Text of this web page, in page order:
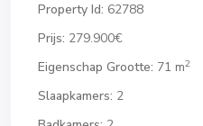
Property Id: 62788
Prijs: 279.900€
Eigenschap Grootte: 71 m2
Slaapkamers: 2